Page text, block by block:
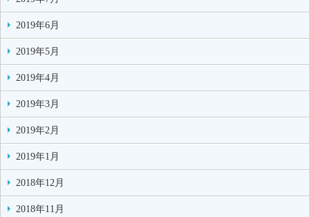
2019年6月
2019年5月
2019年4月
2019年3月
2019年2月
2019年1月
2018年12月
2018年11月